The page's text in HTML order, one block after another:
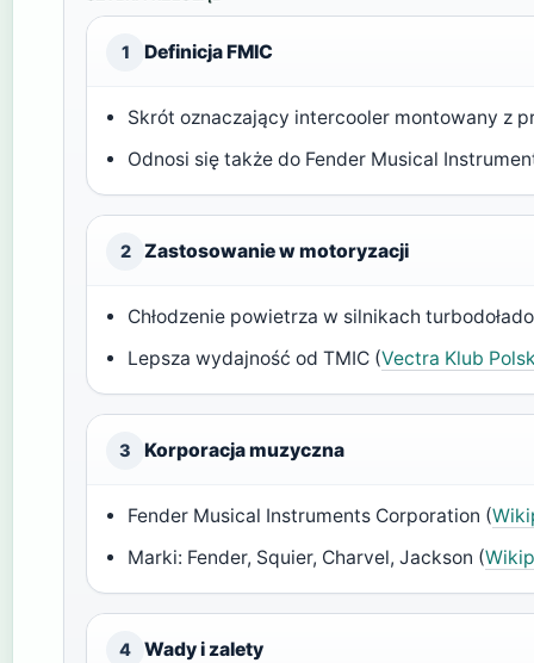
1 Definicja FMIC
Skrót oznaczający intercooler montowany z
Odnosi się także do Fender Musical
2 Zastosowanie w motoryzacji
Chłodzenie powietrza w silnikach
Lepsza wydajność od TMIC (Vectra Klub
3 Korporacja muzyczna
Fender Musical Instruments Corporation (
Marki: Fender, Squier, Charvel, Jackson (
4 Wady i zalety